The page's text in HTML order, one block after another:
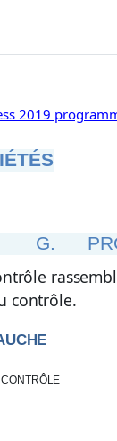
2019
G.
contrôle.